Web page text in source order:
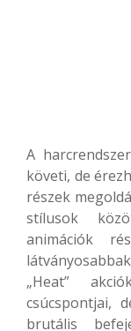
A
követi, de
részek
stílusok
animációk
„Heat”
csúcspontjai,
brutális